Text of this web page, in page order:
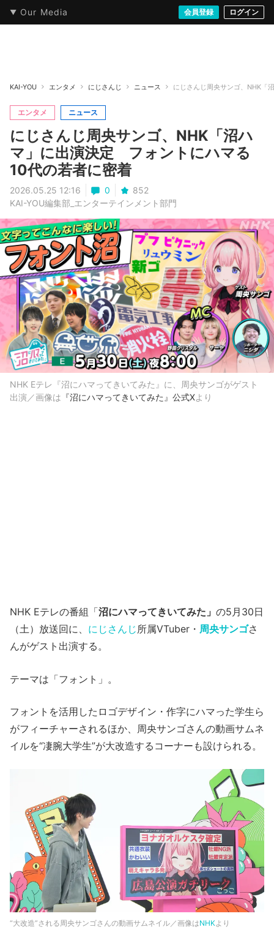
Our Media 会員登録 ログイン
本・文芸 情報化社会 音楽・映像 ゲームストリート
KAI-YOU エンタメ にじさんじ ニュース にじさんじ周央サンゴ、NHK「
エンタメ ニュース
にじさんじ周央サンゴ、NHK「沼ハ
マ」に出演決定 フォントにハマる
10代の若者に密着
2026.05.25 12:16 0
852
KAI-YOU編集部_エンターテインメント部門
NHK Eテレ『沼にハマってきいてみた』に、周央サンゴがゲスト
出演／画像は 『沼にハマってきいてみた』公式Xより
NHK Eテレの番組「沼にハマってきいてみた」 の5月30日
（土）放送回に、 にじさんじ所属VTuber・ 周央サンゴさ
んがゲスト出演する。
テーマは「フォント」。
フォントを活用したロゴデザイン・作字にハマった学生ら
がフィーチャーされるほか、周央サンゴさんの動画サムネ
イルを“凄腕大学生”が大改造するコーナーも設けられる。
“大改造”される周央サンゴさんの動画サムネイル／画像はNHKより